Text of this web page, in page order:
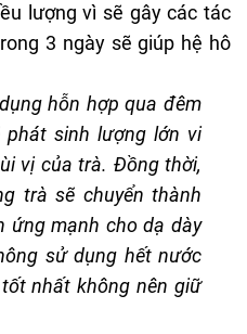
lượng vì sẽ gây các tác
3 ngày sẽ giúp hệ hô
hỗn hợp qua đêm
sinh lượng lớn vi
vị của trà. Đồng thời,
trà sẽ chuyển thành
ứng mạnh cho dạ dày
sử dụng hết nước
nhất không nên giữ